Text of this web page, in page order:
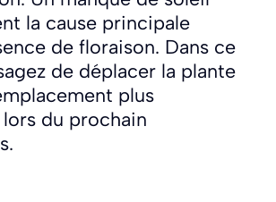
la cause principale
de floraison. Dans ce
de déplacer la plante
plus
du prochain